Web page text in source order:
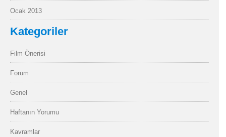
Ocak 2013
Kategoriler
Film Önerisi
Forum
Genel
Haftanın Yorumu
Kavramlar